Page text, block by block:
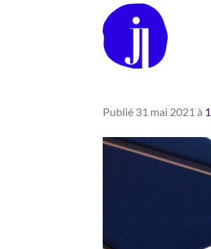
Publié 31 mai 2021 à